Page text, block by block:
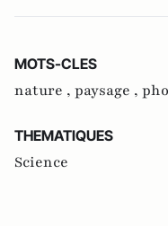
MOTS-CLES
nature , paysage ,
THEMATIQUES
Science